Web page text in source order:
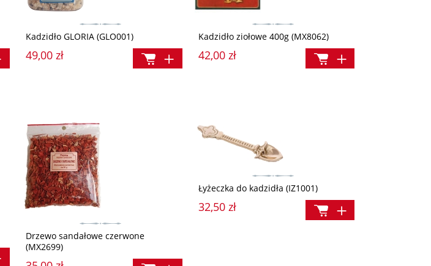
Kadzidło GLORIA (GLO001)
49,00 zł
Kadzidło ziołowe 400g (MX8062)
42,00 zł
Drzewo sandałowe czerwone
(MX2699)
Łyżeczka do kadzidła (IZ1001)
32,50 zł